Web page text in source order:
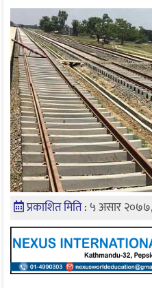
प्रकाशित मिति : ५ असार